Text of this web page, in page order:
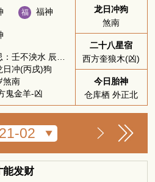
福 福神
彭祖百忌：壬不泱水 辰不哭泣
日冲(丙戌)狗
煞南
鬼金羊-凶
龙日冲狗
煞南
二十八星宿
西方奎狼木(凶)
今日胎神
仓库栖 外正北
能发财